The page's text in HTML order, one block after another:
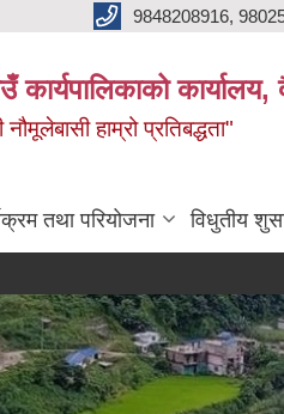
9848208916,
कार्यपालिकाको
हाम्रो प्रतिबद्धता"
तथा परियोजना विधुतीय